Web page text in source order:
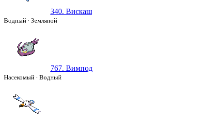
340. Вискаш
Водный · Земляной
767. Вимпод
Насекомый · Водный